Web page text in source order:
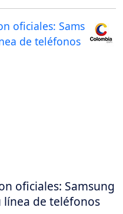
oficiales: Samsung
de teléfonos